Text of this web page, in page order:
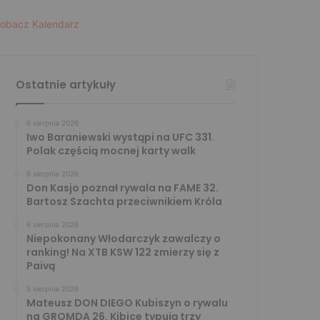
Kalendarz
Ostatnie artykuły
6 sierpnia 2026
Iwo Baraniewski wystąpi na UFC 331.
Polak częścią mocnej karty walk
6 sierpnia 2026
Don Kasjo poznał rywala na FAME 32.
Bartosz Szachta przeciwnikiem Króla
6 sierpnia 2026
Niepokonany Włodarczyk zawalczy o
ranking! Na XTB KSW 122 zmierzy się z
Paivą
5 sierpnia 2026
Mateusz DON DIEGO Kubiszyn o rywalu
na GROMDA 26. Kibice typują trzy